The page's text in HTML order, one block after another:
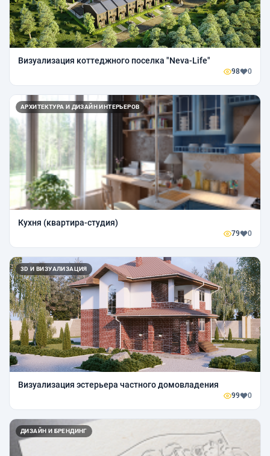
Визуализация коттеджного поселка "Neva-Life"
98 0
АРХИТЕКТУРА И ДИЗАЙН ИНТЕРЬЕРОВ
Кухня (квартира-студия)
79 0
3D И ВИЗУАЛИЗАЦИЯ
Визуализация эстерьера частного домовладения
99 0
ДИЗАЙН И БРЕНДИНГ